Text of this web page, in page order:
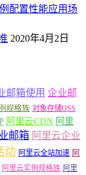
配置性能应用场
2020年4月2日
邮箱使用 企业邮
规格族 对象存储OSS
阿里云CDN 阿里
邮箱 阿里云企业
动 阿里云全站加速 阿
阿里云实例规格族 阿里